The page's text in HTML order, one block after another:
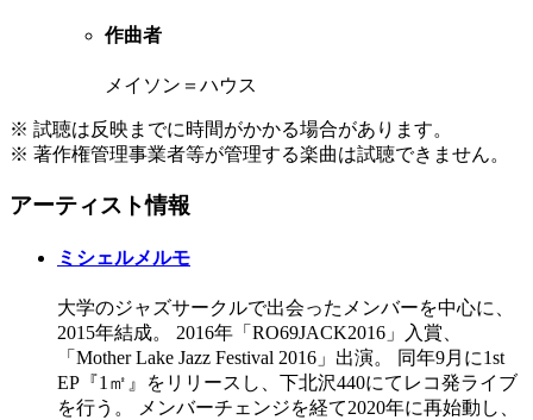
作曲者
メイソン＝ハウス
※ 試聴は反映までに時間がかかる場合があります。
※ 著作権管理事業者等が管理する楽曲は試聴できません。
アーティスト情報
ミシェルメルモ
大学のジャズサークルで出会ったメンバーを中心に、
2015年結成。 ‍2016年「RO69JACK2016」入賞、
「Mother Lake Jazz Festival 2016」出演。 同年9月に1st
EP『1㎡』をリリースし、下北沢440にてレコ発ライブ
を行う。 メンバーチェンジを経て2020年に再始動し、